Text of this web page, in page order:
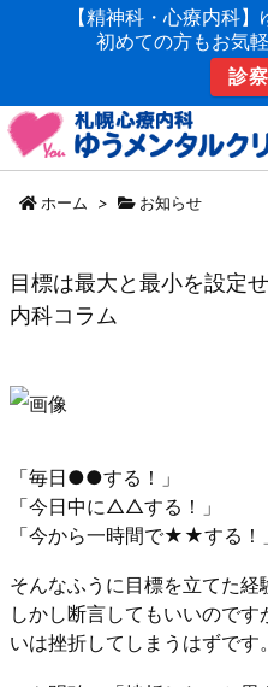
【精神科・心療内科
初めての方もお気
診
ホーム > お知らせ
目標は最大と最小を設定
内科コラム
「毎日●●する！」
「今日中に△△する！」
「今から一時間で★★する！
そんなふうに目標を立てた経
しかし断言してもいいので
いは挫折してしまうはずです。